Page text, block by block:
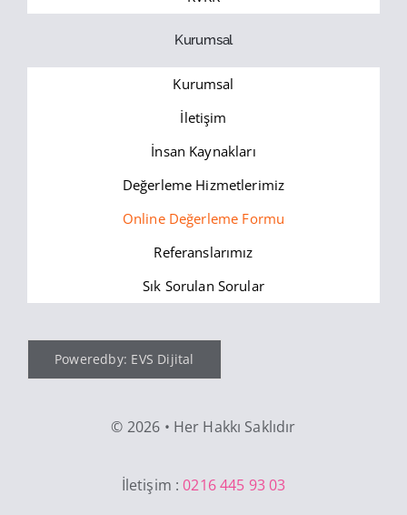
Kurumsal
Kurumsal
İletişim
İnsan Kaynakları
Değerleme Hizmetlerimiz
Online Değerleme Formu
Referanslarımız
Sık Sorulan Sorular
Poweredby: EVS Dijital
© 2026 • Her Hakkı Saklıdır
İletişim :0216 445 93 03